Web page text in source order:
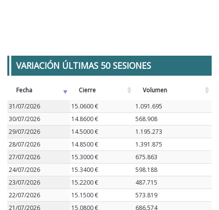
VARIACIÓN ÚLTIMAS 50 SESIONES
Fecha Cierre
Volumen
31/07/2026
15.0600 €
1.091.695
30/07/2026
14.8600 €
568.908
29/07/2026
14.5000 €
1.195.273
28/07/2026
14.8500 €
1.391.875
27/07/2026
15.3000 €
675.863
24/07/2026
15.3400 €
598.188
23/07/2026
15.2200 €
487.715
22/07/2026
15.1500 €
573.819
21/07/2026
15.0800 €
686.574